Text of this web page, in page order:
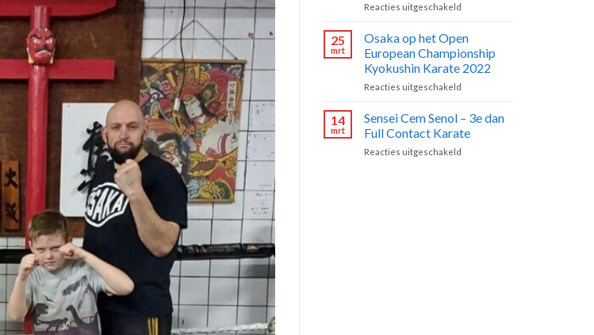
vanaf
vandaag!
Reacties uitgeschakeld
Maatschappelijke
doelstellingen
&
25
mrt
Osaka op het Open
European Championship
Kyokushin Karate 2022
Reacties uitgeschakeld
het
Open
14
mrt
Sensei Cem Senol – 3e dan
Full Contact Karate
Reacties uitgeschakeld